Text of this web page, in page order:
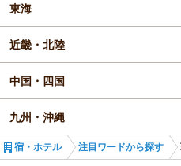
東海
近畿・北陸
中国・四国
九州・沖縄
宿・ホテル 注目ワードから探す